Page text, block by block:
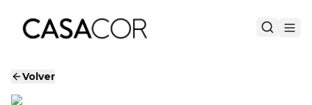
Volver